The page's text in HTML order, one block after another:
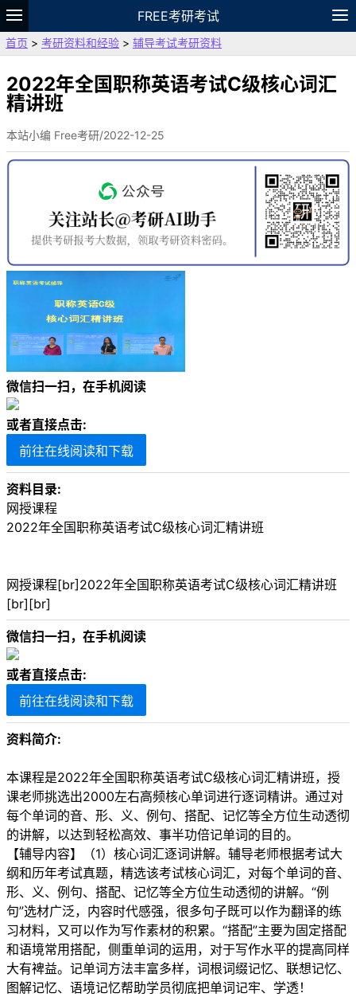
FREE考研考试
题库
故事 专题 APP 笔记
VIP
资料
首页 > 考研资料和经验 > 辅导考试考研资料
2022年全国职称英语考试C级核心词汇
精讲班
本站小编 Free考研/2022-12-25
微信扫一扫，在手机阅读
或者直接点击:
前往在线阅读和下载
资料目录:
网授课程
2022年全国职称英语考试C级核心词汇精讲班
网授课程[br]2022年全国职称英语考试C级核心词汇精讲班
[br][br]
微信扫一扫，在手机阅读
或者直接点击:
前往在线阅读和下载
资料简介:
本课程是2022年全国职称英语考试C级核心词汇精讲班，授
课老师挑选出2000左右高频核心单词进行逐词精讲。通过对
每个单词的音、形、义、例句、搭配、记忆等全方位生动透彻
的讲解，以达到轻松高效、事半功倍记单词的目的。
【辅导内容】（1）核心词汇逐词讲解。辅导老师根据考试大
纲和历年考试真题，精选该考试核心词汇，对每个单词的音、
形、义、例句、搭配、记忆等全方位生动透彻的讲解。“例
句”选材广泛，内容时代感强，很多句子既可以作为翻译的练
习材料，又可以作为写作素材的积累。“搭配”主要为固定搭配
和语境常用搭配，侧重单词的运用，对于写作水平的提高同样
大有裨益。记单词方法丰富多样，词根词缀记忆、联想记忆、
图解记忆、语境记忆帮助学员彻底把单词记牢、学透！